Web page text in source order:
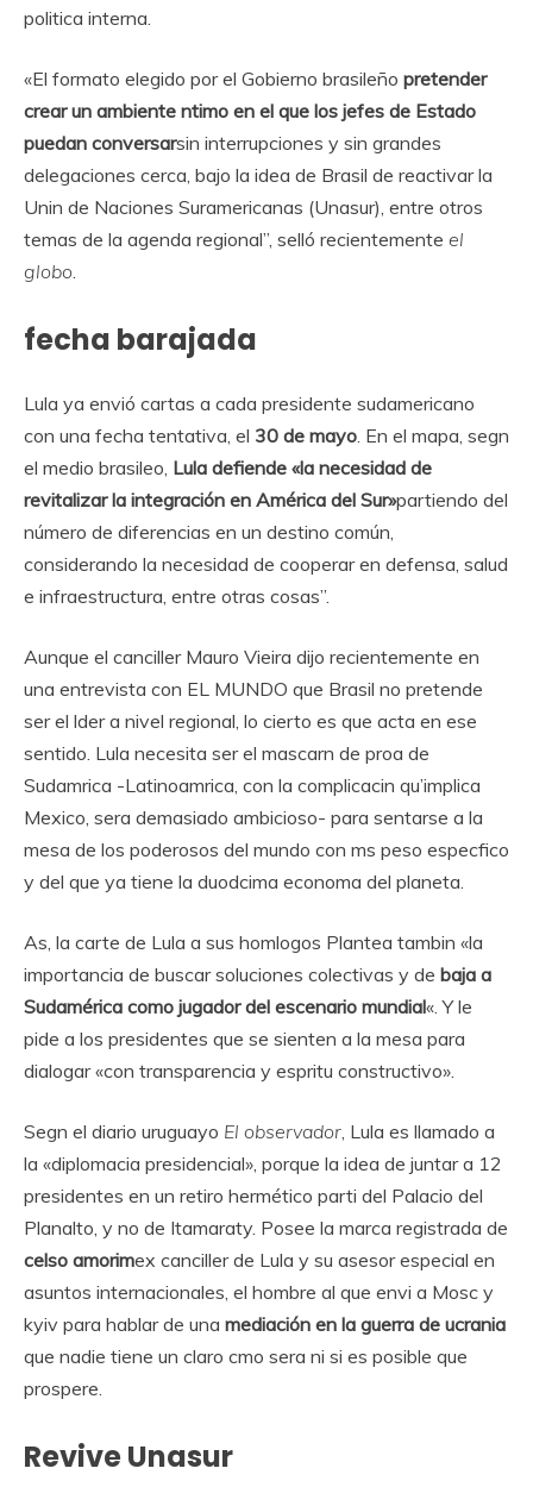
politica interna.
«El formato elegido por el Gobierno brasileño pretender
crear un ambiente ntimo en el que los jefes de Estado
puedan conversarsin interrupciones y sin grandes
delegaciones cerca, bajo la idea de Brasil de reactivar la
Unin de Naciones Suramericanas (Unasur), entre otros
temas de la agenda regional”, selló recientemente el
globo.
fecha barajada
Lula ya envió cartas a cada presidente sudamericano
con una fecha tentativa, el 30 de mayo. En el mapa, segn
el medio brasileo, Lula defiende «la necesidad de
revitalizar la integración en América del Sur»partiendo del
número de diferencias en un destino común,
considerando la necesidad de cooperar en defensa, salud
e infraestructura, entre otras cosas”.
Aunque el canciller Mauro Vieira dijo recientemente en
una entrevista con EL MUNDO que Brasil no pretende
ser el lder a nivel regional, lo cierto es que acta en ese
sentido. Lula necesita ser el mascarn de proa de
Sudamrica -Latinoamrica, con la complicacin qu’implica
Mexico, sera demasiado ambicioso- para sentarse a la
mesa de los poderosos del mundo con ms peso especfico
y del que ya tiene la duodcima economa del planeta.
As, la carte de Lula a sus homlogos Plantea tambin «la
importancia de buscar soluciones colectivas y de baja a
Sudamérica como jugador del escenario mundial«. Y le
pide a los presidentes que se sienten a la mesa para
dialogar «con transparencia y espritu constructivo».
Segn el diario uruguayo El observador, Lula es llamado a
la «diplomacia presidencial», porque la idea de juntar a 12
presidentes en un retiro hermético parti del Palacio del
Planalto, y no de Itamaraty. Posee la marca registrada de
celso amorimex canciller de Lula y su asesor especial en
asuntos internacionales, el hombre al que envi a Mosc y
kyiv para hablar de una mediación en la guerra de ucrania
que nadie tiene un claro cmo sera ni si es posible que
prospere.
Revive Unasur